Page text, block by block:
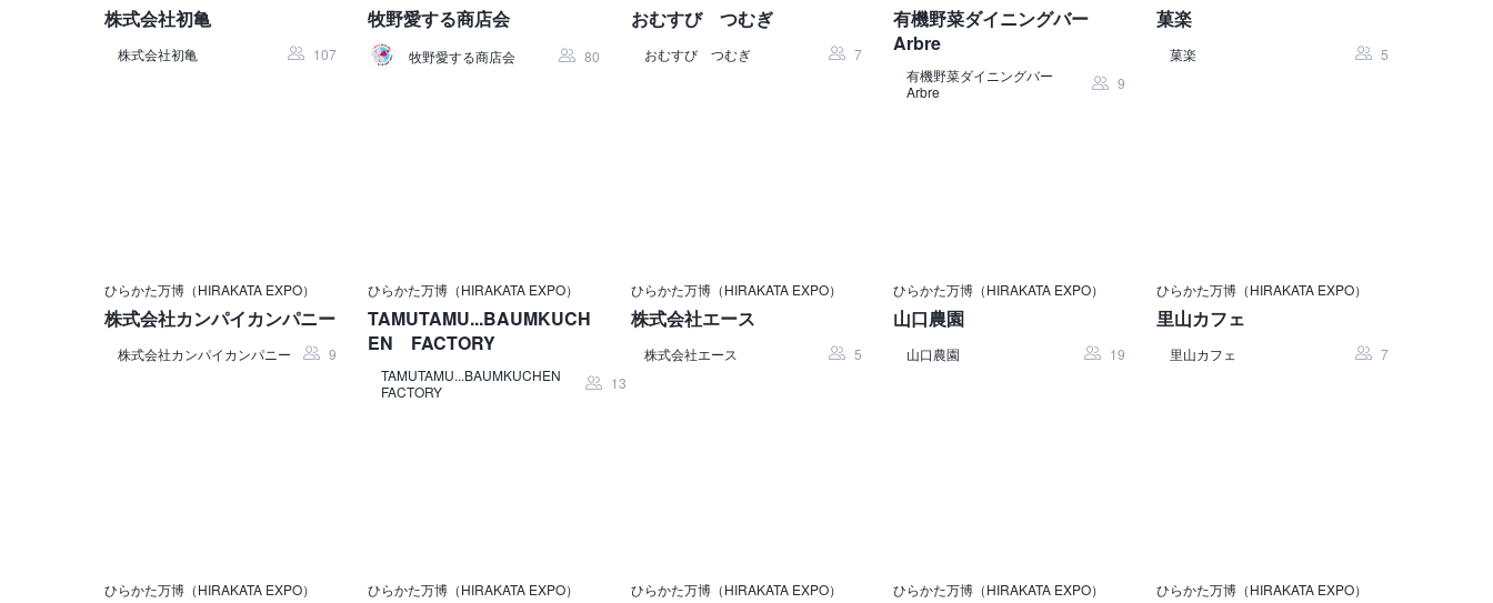
株式会社初亀
株式会社初亀 107
牧野愛する商店会
牧野愛する商店会 80
おむすび つむぎ
おむすび つむぎ 7
有機野菜ダイニングバー
Arbre
有機野菜ダイニングバー
Arbre
9
菓楽
菓楽 5
ひらかた万博（HIRAKATA EXPO）
株式会社カンパイカンパニー
株式会社カンパイカンパニー 9
ひらかた万博（HIRAKATA EXPO）
TAMUTAMU...BAUMKUCH
EN FACTORY
TAMUTAMU...BAUMKUCHEN
FACTORY
13
ひらかた万博（HIRAKATA EXPO）
株式会社エース
株式会社エース 5
ひらかた万博（HIRAKATA EXPO）
山口農園
山口農園 19
ひらかた万博（HIRAKATA EXPO）
里山カフェ
里山カフェ 7
ひらかた万博（HIRAKATA EXPO） ひらかた万博（HIRAKATA EXPO） ひらかた万博（HIRAKATA EXPO） ひらかた万博（HIRAKATA EXPO） ひらかた万博（HIRAKATA EXPO）